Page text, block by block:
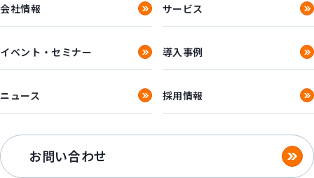
会社情報 サービス
イベント・セミナー 導入事例
ニュース 採用情報
お問い合わせ